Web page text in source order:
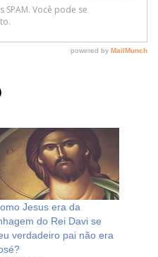
Jesus era da
do Rei Davi se
verdadeiro pai não era